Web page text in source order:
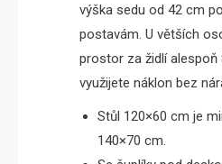
výška sedu od 42 cm
postavám. U větších
prostor za židlí alespoň
využijete náklon bez
Stůl 120×60 cm je
140×70 cm.